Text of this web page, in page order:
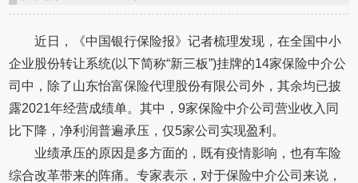
近日，《中国银行保险报》记者梳理发现，在全国中小
企业股份转让系统(以下简称“新三板”)挂牌的14家保险中介公
司中，除了山东怡富保险代理股份有限公司外，其余均已披
露2021年经营成绩单。其中，9家保险中介公司营业收入同
比下降，净利润普遍承压，仅5家公司实现盈利。
业绩承压的原因是多方面的，既有疫情影响，也有车险
综合改革带来的阵痛。专家表示，对于保险中介公司来说，